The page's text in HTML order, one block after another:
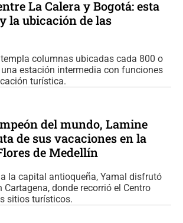
La Calera y Bogotá: esta
la ubicación de las
columnas ubicadas cada 800 o
estación intermedia con funciones
turística.
del mundo, Lamine
de sus vacaciones en la
de Medellín
la capital antioqueña, Yamal disfrutó
Cartagena, donde recorrió el Centro
sitios turísticos.